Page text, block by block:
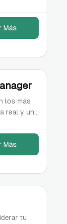
Más
los más
real y un
Más
tu